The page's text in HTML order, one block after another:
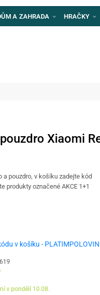
A ZAHRADA HRAČKY
Xiaomi
a pouzdro, v košíku zadejte kód
produkty označené AKCE 1+1
v košíku -
v pondělí 10.08.